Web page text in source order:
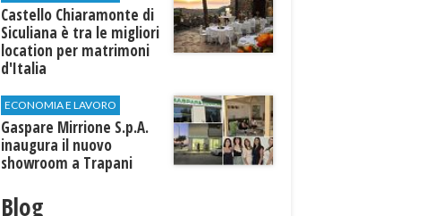
Castello Chiaramonte di
Siculiana è tra le migliori
location per matrimoni
d'Italia
ECONOMIA E LAVORO
​Gaspare Mirrione S.p.A.
inaugura il nuovo
showroom a Trapani
Blog